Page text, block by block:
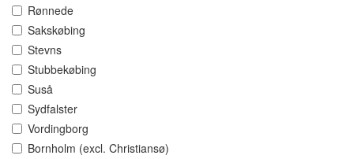
Rønnede
Sakskøbing
Stevns
Stubbekøbing
Suså
Sydfalster
Vordingborg
Bornholm (excl. Christiansø)